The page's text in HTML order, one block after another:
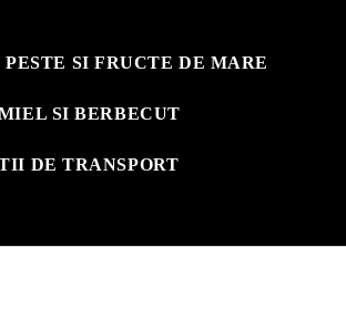
PESTE SI FRUCTE DE MARE
SI BERBECUT
DE TRANSPORT